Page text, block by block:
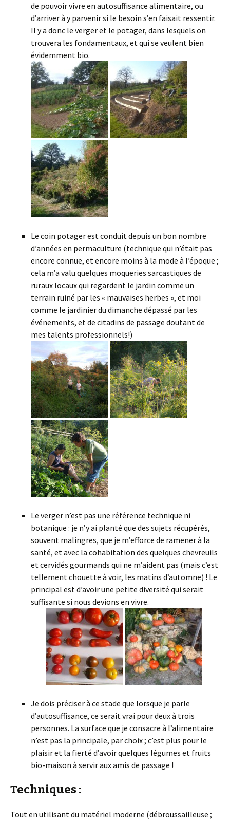
de pouvoir vivre en autosuffisance alimentaire, ou
d’arriver à y parvenir si le besoin s’en faisait ressentir.
Il y a donc le verger et le potager, dans lesquels on
trouvera les fondamentaux, et qui se veulent bien
évidemment bio.
Le coin potager est conduit depuis un bon nombre
d’années en permaculture (technique qui n’était pas
encore connue, et encore moins à la mode à l’époque ;
cela m’a valu quelques moqueries sarcastiques de
ruraux locaux qui regardent le jardin comme un
terrain ruiné par les « mauvaises herbes », et moi
comme le jardinier du dimanche dépassé par les
événements, et de citadins de passage doutant de
mes talents professionnels!)
Le verger n’est pas une référence technique ni
botanique : je n’y ai planté que des sujets récupérés,
souvent malingres, que je m’efforce de ramener à la
santé, et avec la cohabitation des quelques chevreuils
et cervidés gourmands qui ne m’aident pas (mais c’est
tellement chouette à voir, les matins d’automne) ! Le
principal est d’avoir une petite diversité qui serait
suffisante si nous devions en vivre.
Je dois préciser à ce stade que lorsque je parle
d’autosuffisance, ce serait vrai pour deux à trois
personnes. La surface que je consacre à l’alimentaire
n’est pas la principale, par choix ; c’est plus pour le
plaisir et la fierté d’avoir quelques légumes et fruits
bio-maison à servir aux amis de passage !
Techniques :
Tout en utilisant du matériel moderne (débroussailleuse ;